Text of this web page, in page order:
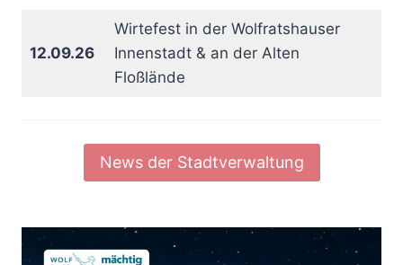
12.09.26
Wirtefest in der Wolfratshauser
Innenstadt & an der Alten
Floßlände
News der Stadtverwaltung